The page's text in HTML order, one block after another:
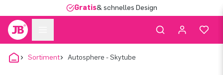
Gratis& schnelles Design
Sortiment Autosphere - Skytube